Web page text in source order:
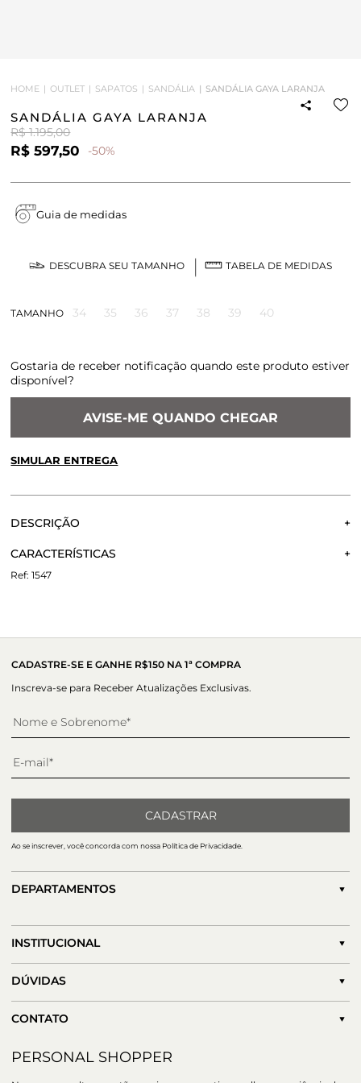
HOME OUTLET SAPATOS SANDÁLIA SANDÁLIA GAYA LARANJA
SANDÁLIA GAYA LARANJA
R$ 1.195,00
R$ 597,50 -50%
Guia de medidas
DESCUBRA SEU TAMANHO TABELA DE MEDIDAS
TAMANHO 34 35 36 37 38 39 40
Gostaria de receber notificação quando este produto estiver
disponível?
AVISE-ME QUANDO CHEGAR
SIMULAR ENTREGA
DESCRIÇÃO
SANDÁLIA GAYA
CARACTERÍSTICAS
1547
CADASTRE-SE E GANHE R$150 NA 1ª COMPRA
Inscreva-se para Receber Atualizações Exclusivas.
CADASTRAR
Ao se inscrever, você concorda com nossa Política de Privacidade.
DEPARTAMENTOS
INSTITUCIONAL
DÚVIDAS
CONTATO
PERSONAL SHOPPER